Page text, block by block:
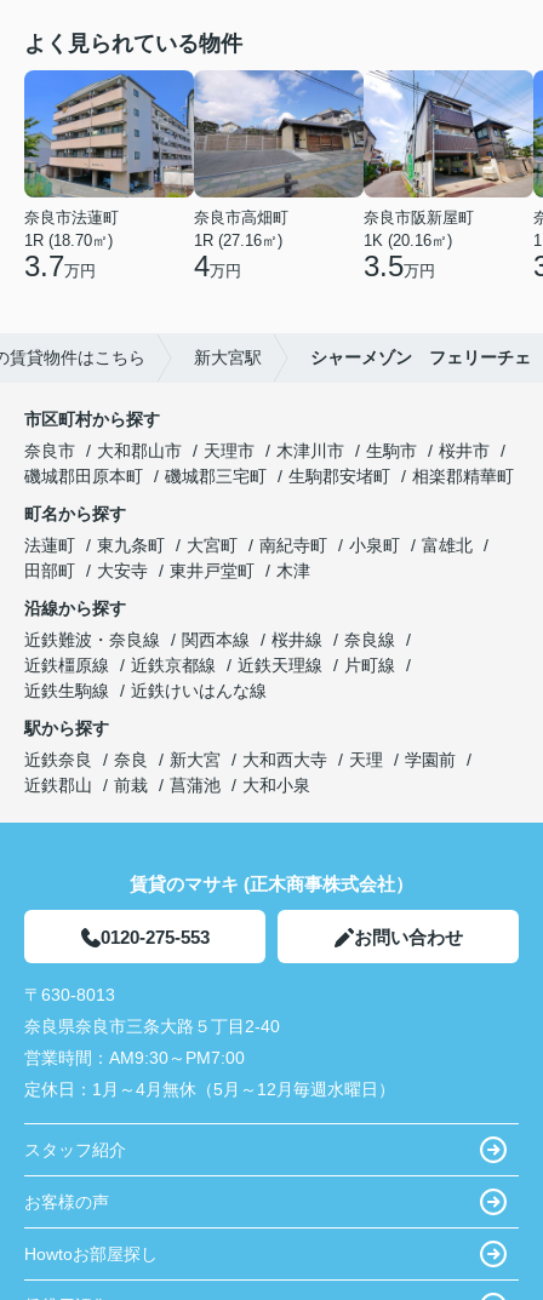
よく見られている物件
奈良市法蓮町
1R (18.70㎡)
3.7万円
奈良市高畑町
1R (27.16㎡)
4万円
奈良市阪新屋町
1K (20.16㎡)
3.5万円
賃貸物件はこちら 新大宮駅 シャーメゾン フェリーチェ
市区町村から探す
奈良市
大和郡山市 天理市 木津川市 生駒市
桜井市
磯城郡田原本町
磯城郡三宅町 生駒郡安堵町
相楽郡精華町
町名から探す
法蓮町
東九条町 大宮町 南紀寺町 小泉町
富雄北
田部町
大安寺 東井戸堂町
木津
沿線から探す
近鉄難波・奈良線
関西本線 桜井線
奈良線
近鉄橿原線
近鉄京都線 近鉄天理線
片町線
近鉄生駒線
近鉄けいはんな線
駅から探す
近鉄奈良
奈良 新大宮 大和西大寺 天理
学園前
近鉄郡山
前栽 菖蒲池 大和小泉
賃貸のマサキ (正木商事株式会社）
0120-275-553 お問い合わせ
〒630-8013
奈良県奈良市三条大路５丁目2-40
営業時間： AM9:30～PM7:00
定休日： 1月～4月無休（5月～12月毎週水曜日）
スタッフ紹介
お客様の声
Howtoお部屋探し